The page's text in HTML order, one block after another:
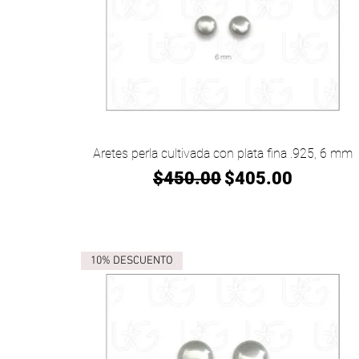
Vista rápida
Aretes perla cultivada con plata fina .925, 6 mm
Precio
$450.00 Precio de oferta
$405.00
10% DESCUENTO